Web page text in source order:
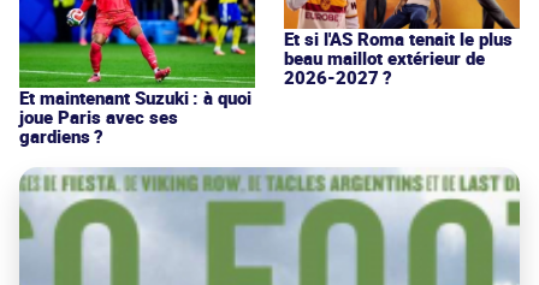
Et maintenant Suzuki : à quoi
joue Paris avec ses
gardiens ?
Et si l'AS Roma tenait le plus
beau maillot extérieur de
2026-2027 ?